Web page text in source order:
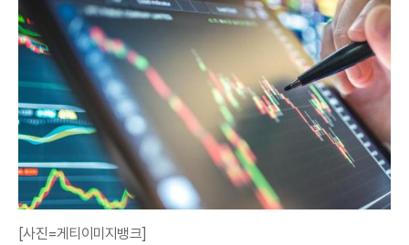
[사진=게티이미지뱅크]